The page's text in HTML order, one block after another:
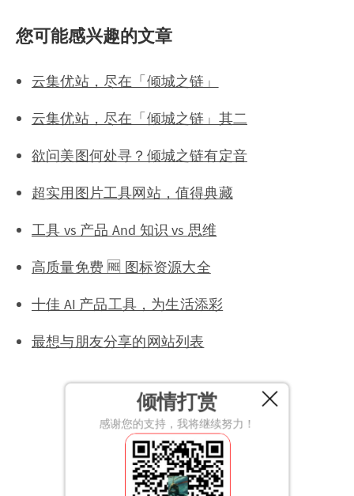
您可能感兴趣的文章
云集优站，尽在「倾城之链」
云集优站，尽在「倾城之链」其二
欲问美图何处寻？倾城之链有定音
超实用图片工具网站，值得典藏
工具 vs 产品 And 知识 vs 思维
高质量免费 🆓 图标资源大全
十佳 AI 产品工具，为生活添彩
最想与朋友分享的网站列表